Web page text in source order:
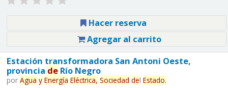
Hacer reserva
Agregar al carrito
Estación transformadora San Antoni Oeste,
provincia deRío Negro
por Agua y Energía Eléctrica, Sociedad del Estado.